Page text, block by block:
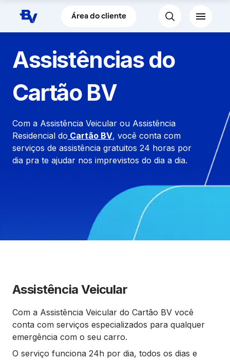
Pular para o Conteúdo principal
Área do cliente
Assistências do
Cartão BV
Com a Assistência Veicular ou Assistência
Residencial do Cartão BV, você conta com
serviços de assistência gratuitos 24 horas por
dia pra te ajudar nos imprevistos do dia a dia.
Assistência Veicular
Com a Assistência Veicular do Cartão BV você
conta com serviços especializados para qualquer
emergência com o seu carro.
O serviço funciona 24h por dia, todos os dias e